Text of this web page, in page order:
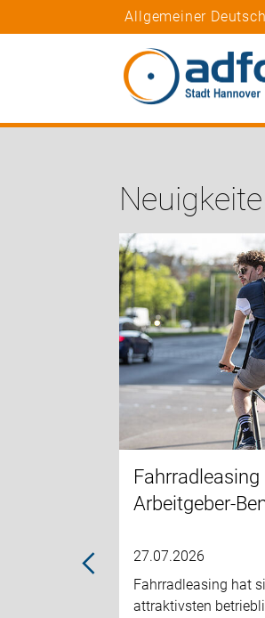
Allgemeiner
Arbeitgeber-
27.07.2026
Fahrradleasing hat
attraktivsten